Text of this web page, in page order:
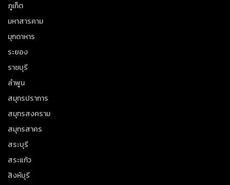
ภูเก็ต
มหาสารคาม
มุกดาหาร
ระยอง
ราชบุรี
ลำพูน
สมุทรปราการ
สมุทรสงคราม
สมุทรสาคร
สระบุรี
สระแก้ว
สิงห์บุรี